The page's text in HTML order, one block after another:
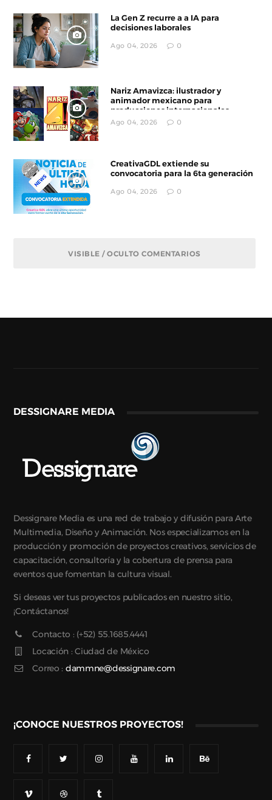
La Gen Z recurre a a IA para
decisiones laborales
Ago 04, 2026 0
Nariz Amavizca: ilustrador y
animador mexicano para
producciones internacionales
Ago 04, 2026 0
CreativaGDL extiende su
convocatoria para la 6ta generación
Ago 04, 2026 0
VISIBLE / OCULTO COMENTARIOS
DESSIGNARE MEDIA
Dessignare Media es una red de trabajo y difusión para Arte
Multimedia, Diseño y Animación. Nos especializamos en la
producción y promoción de proyectos creativos, servicios de
capacitación, consultoría y la cobertura de prensa para
eventos que fomentan la cultura visual.
Si deseas ver tus proyectos publicados en nuestro sitio,
¡Contáctanos!
Contacto : (+52) 55.1685.4441
Locación : Ciudad de México
Correo : dammne@dessignare.com
¡CONOCE NUESTROS PROYECTOS!